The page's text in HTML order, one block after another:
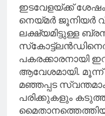
ഇടവേളയ്ക്ക്
നെയ്മർ ജൂനിയർ
ലക്ഷ്യമിട്ടുള്ള
പകരക്കാരനായി
ആവേശമായി. മൂന്ന്
മഞ്ഞപ്പട
പരിക്കുകളും
മൈതാനത്തെത്തിയ